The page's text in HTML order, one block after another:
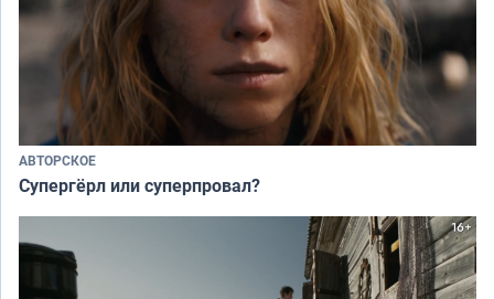
АВТОРСКОЕ
Супергёрл или суперпровал?